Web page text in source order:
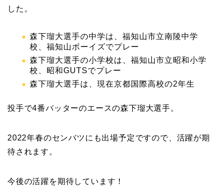
した。
森下瑠大選手の中学は、福知山市立南陵中学
校、福知山ボーイズでプレー
森下瑠大選手の小学校は、福知山市立昭和小学
校、昭和GUTSでプレー
森下瑠大選手は、現在京都国際高校の2年生
投手で4番バッターのエースの森下瑠大選手。
2022年春のセンバツにも出場予定ですので、活躍が期
待されます。
今後の活躍を期待しています！